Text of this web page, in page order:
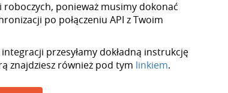
roboczych, ponieważ musimy dokonać
po połączeniu API z Twoim
przesyłamy dokładną instrukcję
znajdziesz również pod tym linkiem.